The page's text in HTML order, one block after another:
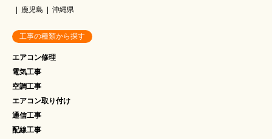
鹿児島
沖縄県
工事の種類から探す
エアコン修理
電気工事
空調工事
エアコン取り付け
通信工事
配線工事